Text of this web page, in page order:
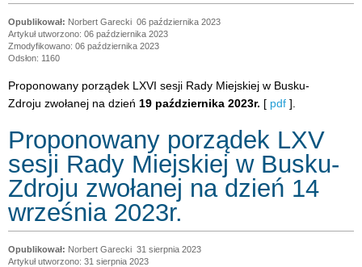
Norbert Garecki 06 października 2023
Artykuł utworzono: 06 października 2023
Zmodyfikowano: 06 października 2023
Odsłon: 1160
Proponowany porządek LXVI sesji Rady Miejskiej w Busku-
Zdroju zwołanej na dzień 19 października 2023r. [ pdf ].
Proponowany porządek LXV
sesji Rady Miejskiej w Busku-
Zdroju zwołanej na dzień 14
września 2023r.
Norbert Garecki 31 sierpnia 2023
Artykuł utworzono: 31 sierpnia 2023